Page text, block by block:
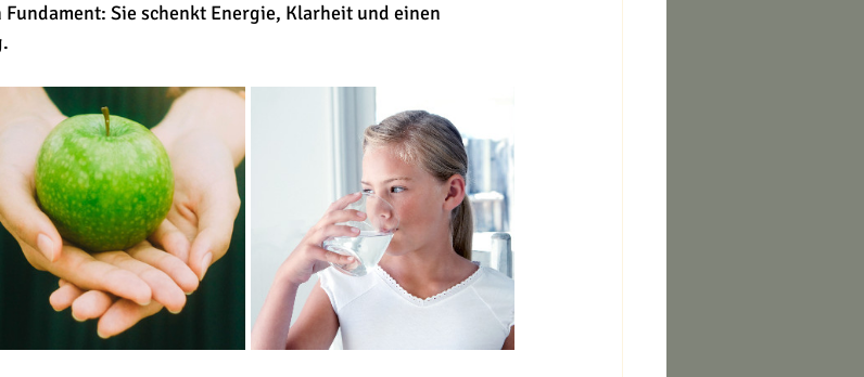
Sie schenkt Energie, Klarheit und einen